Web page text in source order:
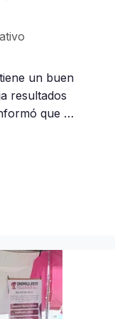
un buen
resultados
que …